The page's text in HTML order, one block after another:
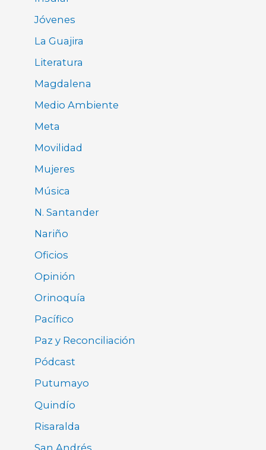
Jóvenes
La Guajira
Literatura
Magdalena
Medio Ambiente
Meta
Movilidad
Mujeres
Música
N. Santander
Nariño
Oficios
Opinión
Orinoquía
Pacífico
Paz y Reconciliación
Pódcast
Putumayo
Quindío
Risaralda
San Andrés